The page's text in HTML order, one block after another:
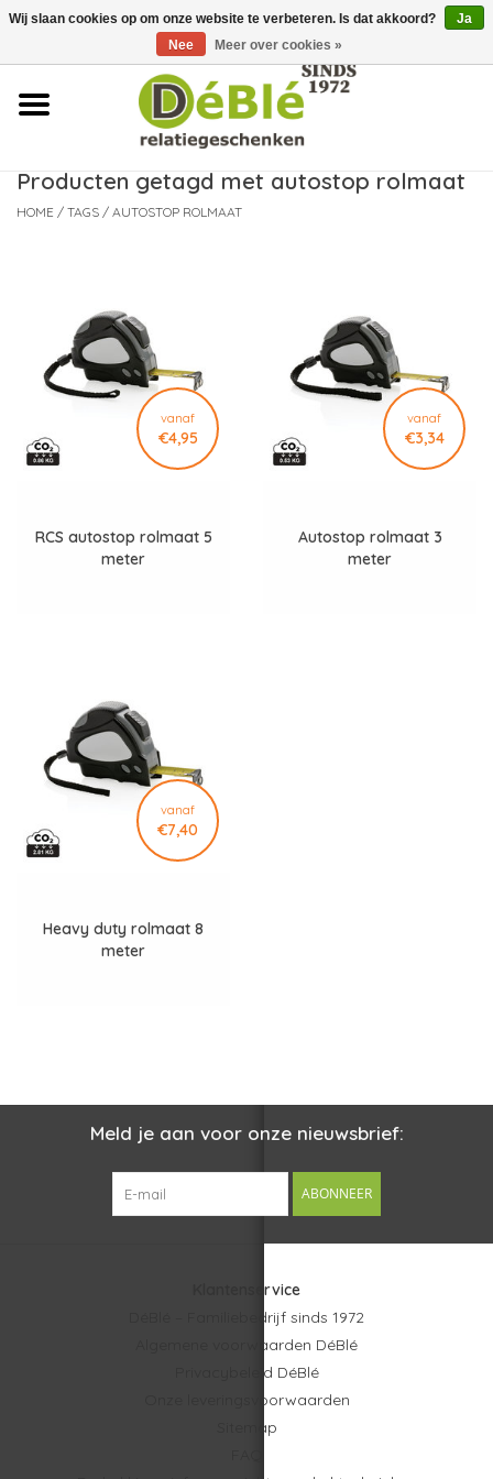
Over ons
Contact
Nieuws
Producten getagd met autostop rolmaat
HOME / TAGS / AUTOSTOP ROLMAAT
vanaf
€4,95
RCS autostop rolmaat 5
meter
vanaf
€3,34
Autostop rolmaat 3
meter
vanaf
€7,40
Heavy duty rolmaat 8
meter
Meld je aan voor onze nieuwsbrief:
ABONNEER
Klantenservice
DéBlé – Familiebedrijf sinds 1972
Algemene voorwaarden DéBlé
Privacybeleid DéBlé
Onze leveringsvoorwaarden
Sitemap
Wij slaan cookies op om onze website te verbeteren. Is dat akkoord?
Ja
Nee
Meer over cookies »